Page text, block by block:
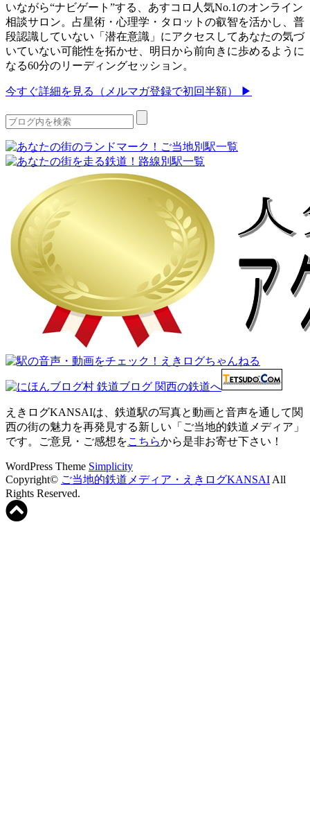
いながら“ナビゲート”する、あすコロ人気No.1のオンライン
相談サロン。占星術・心理学・タロットの叡智を活かし、普
段認識していない「潜在意識」にアクセスしてあなたの気づ
いていない可能性を拓かせ、明日から前向きに歩めるように
なる60分のリーディングセッション。
今すぐ詳細を見る（メルマガ登録で初回半額） ▶
えきログKANSAIは、鉄道駅の写真と動画と音声を通して関
西の街の魅力を再発見する新しい「ご当地的鉄道メディア」
です。ご意見・ご感想をこちらから是非お寄せ下さい！
WordPress Theme Simplicity
Copyright© ご当地的鉄道メディア・えきログKANSAI All
Rights Reserved.